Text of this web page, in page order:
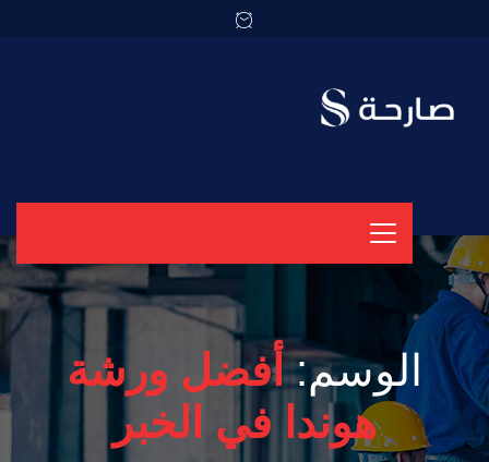
الوسم:أفضل ورشة
هوندا في الخبر